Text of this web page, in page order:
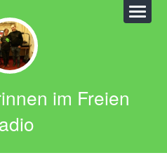
im Freien